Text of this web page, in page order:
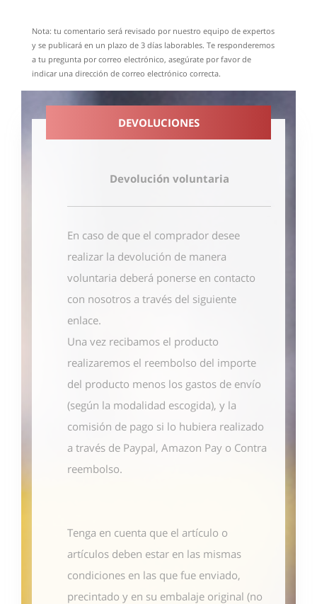
Nota: tu comentario será revisado por nuestro equipo de expertos
y se publicará en un plazo de 3 días laborables. Te responderemos
a tu pregunta por correo electrónico, asegúrate por favor de
indicar una dirección de correo electrónico correcta.
DEVOLUCIONES
Devolución voluntaria
En caso de que el comprador desee
realizar la devolución de manera
voluntaria deberá ponerse en contacto
con nosotros a través del siguiente
enlace.
Una vez recibamos el producto
realizaremos el reembolso del importe
del producto menos los gastos de envío
(según la modalidad escogida), y la
comisión de pago si lo hubiera realizado
a través de Paypal, Amazon Pay o Contra
reembolso.
Tenga en cuenta que el artículo o
artículos deben estar en las mismas
condiciones en las que fue enviado,
precintado y en su embalaje original (no